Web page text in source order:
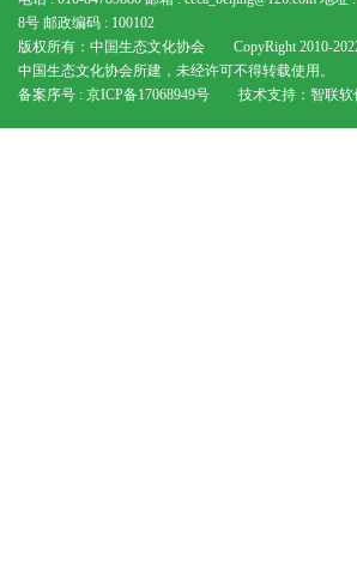
8号 邮政编码 : 100102
版权所有：中国生态文化协会 CopyRight 2010-
中国生态文化协会所建，未经许可不得转载使用。
备案序号 : 京ICP备17068949号技术支持： 智联软